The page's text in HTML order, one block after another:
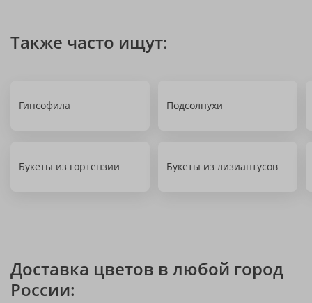
Также часто ищут:
Гипсофила Подсолнухи
Букеты из гортензии Букеты из лизиантусов
Доставка цветов в любой город
России: